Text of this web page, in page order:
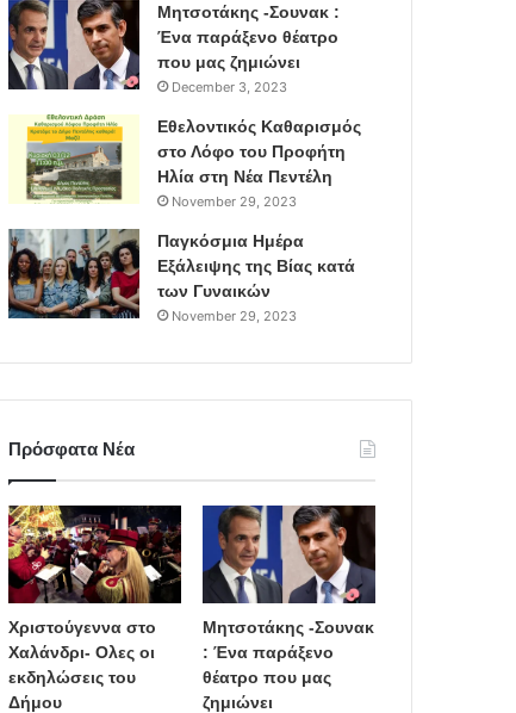
Μητσοτάκης -Σουνακ :
Ένα παράξενο θέατρο
που μας ζημιώνει
December 3, 2023
Εθελοντικός Καθαρισμός
στο Λόφο του Προφήτη
Ηλία στη Νέα Πεντέλη
November 29, 2023
Παγκόσμια Ημέρα
Εξάλειψης της Βίας κατά
των Γυναικών
November 29, 2023
Πρόσφατα Νέα
Χριστούγεννα στο
Χαλάνδρι- Ολες οι
εκδηλώσεις του
Δήμου
Μητσοτάκης -Σουνακ
: Ένα παράξενο
θέατρο που μας
ζημιώνει